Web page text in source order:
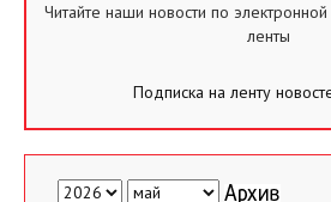
Читайте наши новости по
ленты
Подписка на ленту